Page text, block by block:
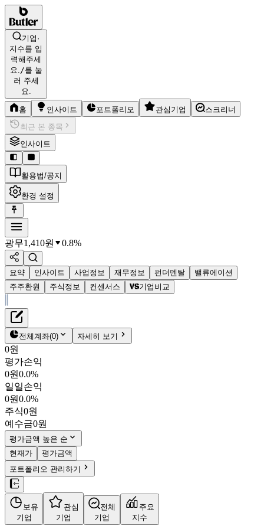
기업·
지수를 입
력해주세
요./를 눌
러 주세
요.
홈 인사이트 포트폴리오 관심기업
스크리너
최근 본 종목
인사이트
활용법/공지
환경 설정
광무1,410원 0.8%
요약 인사이트 사업정보 재무정보 펀더멘탈
밸류에이션
주주환원
주식정보 컨센서스 기업비교
광무
1,410원
029480
KOSDAQ
시가총액
PBR0.37
PER2.78
fPER -
배당수익률-
자사주비율0.03%
결산월12월
4분기누적
10년
주재무제표
재무정보
펀더멘탈
밸류에이션
주주환원
컨센서스
주식정보
전체계좌(0) 자세히 보기
0원
평가손익
0원0.0%
일일손익
0원0.0%
주식0원
예수금0원
평가금액 높은 순
현재가
평가금액
포트폴리오 관리하기
보유
기업
관심
기업
전체
기업
주요
지수